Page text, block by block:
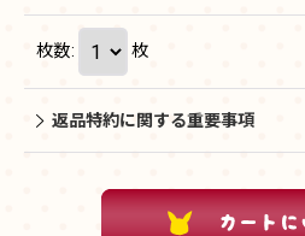
枚数: 枚
返品特約に関する重要事項